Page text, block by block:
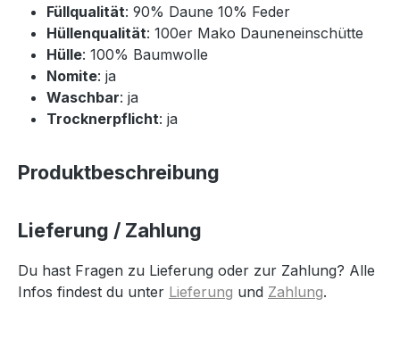
Füllqualität: 90% Daune 10% Feder
Hüllenqualität: 100er Mako Dauneneinschütte
Hülle: 100% Baumwolle
Nomite: ja
Waschbar: ja
Trocknerpflicht: ja
Produktbeschreibung
Lieferung / Zahlung
Du hast Fragen zu Lieferung oder zur Zahlung? Alle
Infos findest du unter Lieferung und Zahlung.